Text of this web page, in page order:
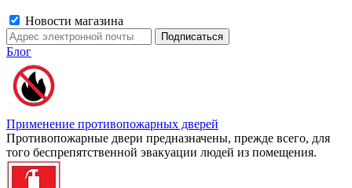
Новости магазина
Блог
Применение противопожарных дверей
Противопожарные двери предназначены, прежде всего, для
того беспрепятственной эвакуации людей из помещения.